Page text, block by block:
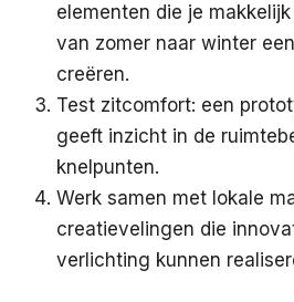
elementen die je
van zomer naar winter
creëren.
Test zitcomfort: een
geeft inzicht in de
knelpunten.
Werk samen met lokale
creatievelingen die
verlichting kunnen